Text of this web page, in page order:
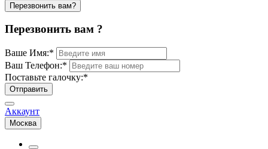
Перезвонить вам?
Перезвонить вам ?
Ваше Имя:*
Ваш Телефон:*
Поставьте галочку:*
Отправить
Аккаунт
Москва